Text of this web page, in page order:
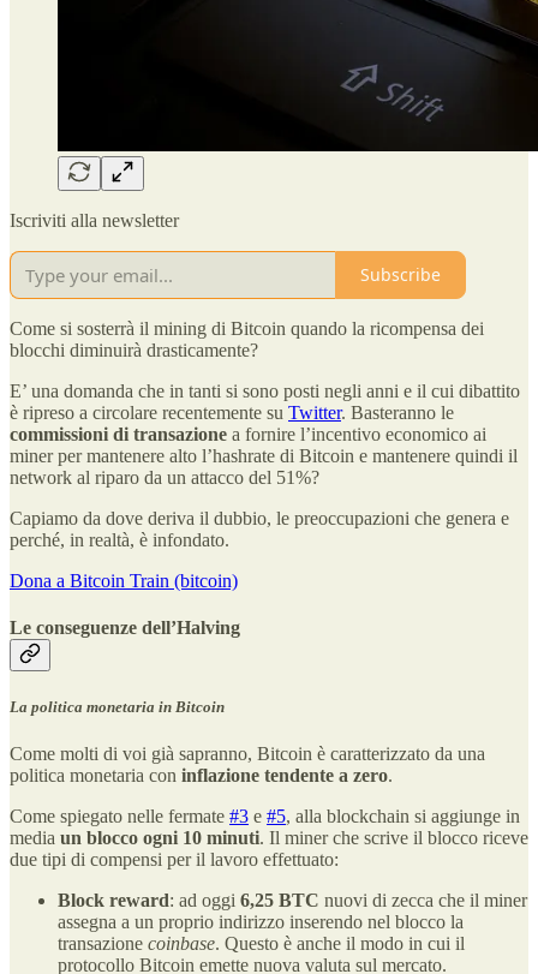
Iscriviti alla newsletter
Subscribe
Come si sosterrà il mining di Bitcoin quando la ricompensa dei
blocchi diminuirà drasticamente?
E’ una domanda che in tanti si sono posti negli anni e il cui dibattito
è ripreso a circolare recentemente su Twitter. Basteranno le
commissioni di transazione a fornire l’incentivo economico ai
miner per mantenere alto l’hashrate di Bitcoin e mantenere quindi il
network al riparo da un attacco del 51%?
Capiamo da dove deriva il dubbio, le preoccupazioni che genera e
perché, in realtà, è infondato.
Dona a Bitcoin Train (bitcoin)
Le conseguenze dell’Halving
La politica monetaria in Bitcoin
Come molti di voi già sapranno, Bitcoin è caratterizzato da una
politica monetaria con inflazione tendente a zero.
Come spiegato nelle fermate #3 e #5, alla blockchain si aggiunge in
media un blocco ogni 10 minuti. Il miner che scrive il blocco riceve
due tipi di compensi per il lavoro effettuato:
Block reward: ad oggi 6,25 BTC nuovi di zecca che il miner
assegna a un proprio indirizzo inserendo nel blocco la
transazione coinbase. Questo è anche il modo in cui il
protocollo Bitcoin emette nuova valuta sul mercato.